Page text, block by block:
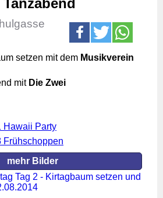
setzen mit dem Musikverein
mit Die Zwei
Hawaii Party
Frühschoppen
mehr Bilder
Tag 2 - Kirtagbaum setzen und